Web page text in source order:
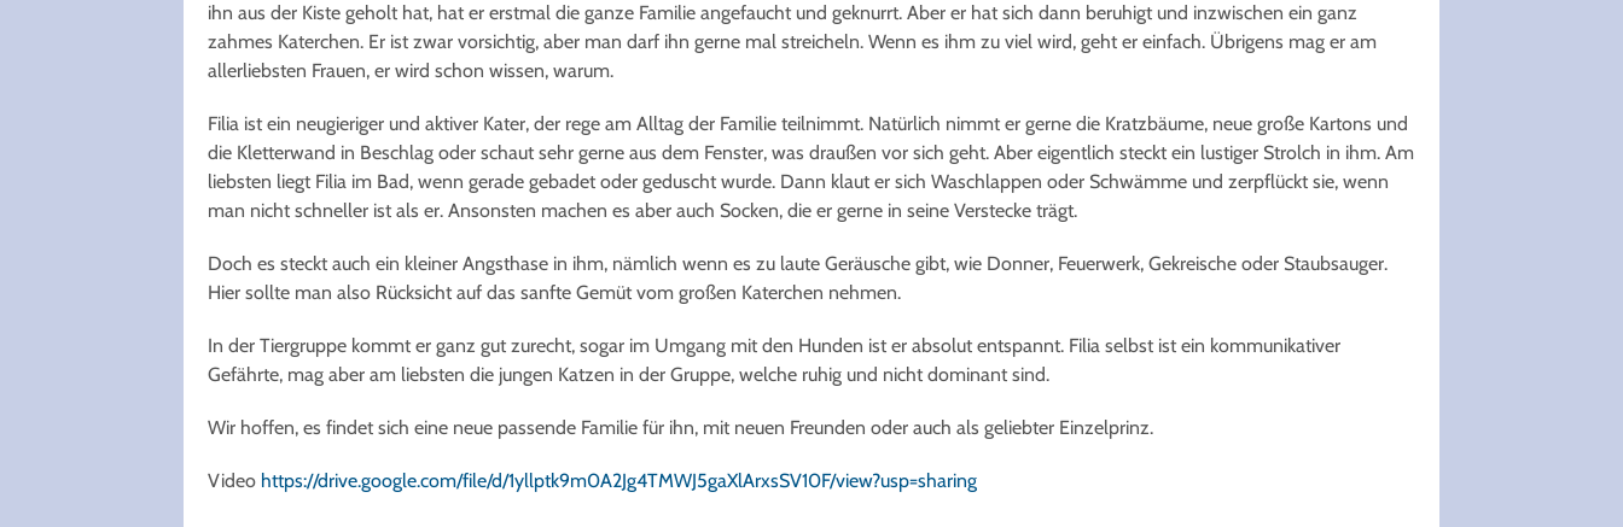
ihn aus der Kiste geholt hat, hat er erstmal die ganze Familie angefaucht und geknurrt. Aber er hat sich dann beruhigt und inzwischen ein ganz
zahmes Katerchen. Er ist zwar vorsichtig, aber man darf ihn gerne mal streicheln. Wenn es ihm zu viel wird, geht er einfach. Übrigens mag er am
allerliebsten Frauen, er wird schon wissen, warum.
Filia ist ein neugieriger und aktiver Kater, der rege am Alltag der Familie teilnimmt. Natürlich nimmt er gerne die Kratzbäume, neue große Kartons und
die Kletterwand in Beschlag oder schaut sehr gerne aus dem Fenster, was draußen vor sich geht. Aber eigentlich steckt ein lustiger Strolch in ihm. Am
liebsten liegt Filia im Bad, wenn gerade gebadet oder geduscht wurde. Dann klaut er sich Waschlappen oder Schwämme und zerpflückt sie, wenn
man nicht schneller ist als er. Ansonsten machen es aber auch Socken, die er gerne in seine Verstecke trägt.
Doch es steckt auch ein kleiner Angsthase in ihm, nämlich wenn es zu laute Geräusche gibt, wie Donner, Feuerwerk, Gekreische oder Staubsauger.
Hier sollte man also Rücksicht auf das sanfte Gemüt vom großen Katerchen nehmen.
In der Tiergruppe kommt er ganz gut zurecht, sogar im Umgang mit den Hunden ist er absolut entspannt. Filia selbst ist ein kommunikativer
Gefährte, mag aber am liebsten die jungen Katzen in der Gruppe, welche ruhig und nicht dominant sind.
Wir hoffen, es findet sich eine neue passende Familie für ihn, mit neuen Freunden oder auch als geliebter Einzelprinz.
Video https://drive.google.com/file/d/1yllptk9m0A2Jg4TMWJ5gaXlArxsSV10F/view?usp=sharing